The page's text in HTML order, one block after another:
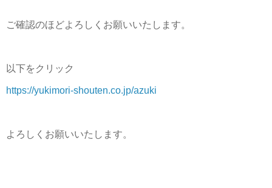
ご確認のほどよろしくお願いいたします。
以下をクリック
https://yukimori-shouten.co.jp/azuki
よろしくお願いいたします。